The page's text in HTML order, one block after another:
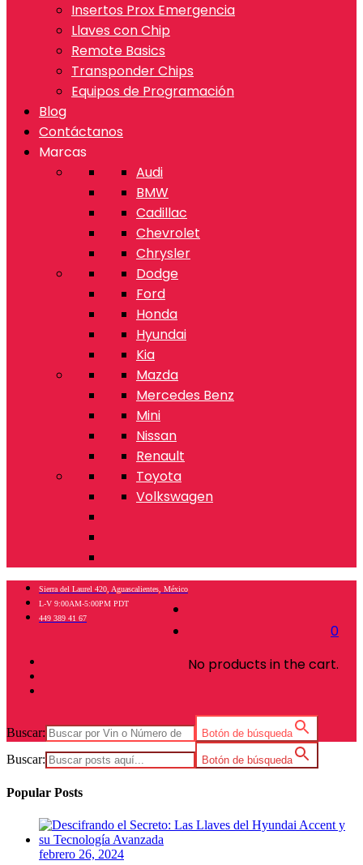
Insertos Prox Emergencia
Llaves con Chip
Remote Basics
Transponder Chips
Equipos de Programación
Blog
Contáctanos
Marcas
Audi
BMW
Cadillac
Chevrolet
Chrysler
Dodge
Ford
Honda
Hyundai
Kia
Mazda
Mercedes Benz
Mini
Nissan
Renault
Toyota
Volkswagen
0
No products in the cart.
Sierra del Laurel 420, Aguascalientes, México
L-V 9:00AM-5:00PM PDT
449 389 41 67
Buscar: Botón de búsqueda
Buscar: Botón de búsqueda
Popular Posts
febrero 26, 2024